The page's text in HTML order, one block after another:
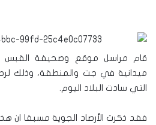
قام مراسل موقع وصحيفة القبس
ميدانية في جت والمنطقة، وذلك
التي سادت البلاد اليوم.
فقد ذكرت الأرصاد الجوية مسبقا